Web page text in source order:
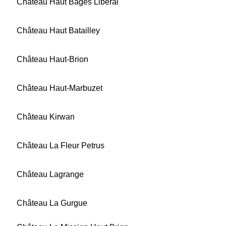
Château Haut Bages Libéral
Château Haut Batailley
Château Haut-Brion
Château Haut-Marbuzet
Château Kirwan
Château La Fleur Petrus
Château Lagrange
Château La Gurgue